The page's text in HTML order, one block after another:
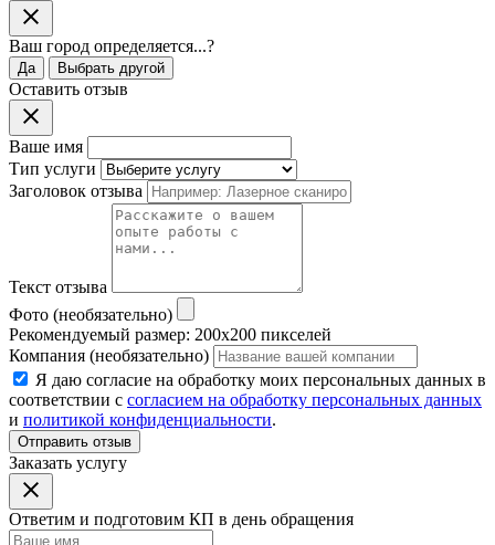
Ваш город определяется...?
Да Выбрать другой
Оставить отзыв
Ваше имя
Тип услуги
Заголовок отзыва
Текст отзыва
Фото (необязательно)
Рекомендуемый размер: 200x200 пикселей
Компания (необязательно)
Я даю согласие на обработку моих персональных данных в
соответствии с согласием на обработку персональных данных
и политикой конфиденциальности.
Отправить отзыв
Заказать услугу
Ответим и подготовим КП в день обращения